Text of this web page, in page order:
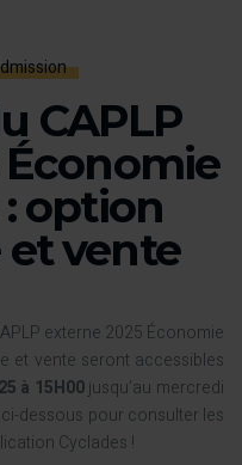
CAPLP
option
vente
externe 2025 Économie
et vente seront accessibles
à 15H00jusqu’au mercredi
dessous pour consulter les
Cyclades !